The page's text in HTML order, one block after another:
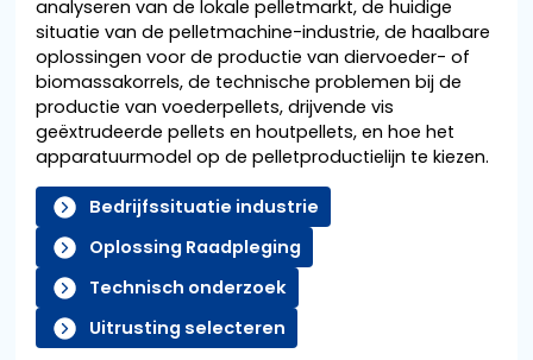
analyseren van de lokale pelletmarkt, de huidige
situatie van de pelletmachine-industrie, de haalbare
oplossingen voor de productie van diervoeder- of
biomassakorrels, de technische problemen bij de
productie van voederpellets, drijvende vis
geëxtrudeerde pellets en houtpellets, en hoe het
apparatuurmodel op de pelletproductielijn te kiezen.
Bedrijfssituatie industrie
Oplossing Raadpleging
Technisch onderzoek
Uitrusting selecteren